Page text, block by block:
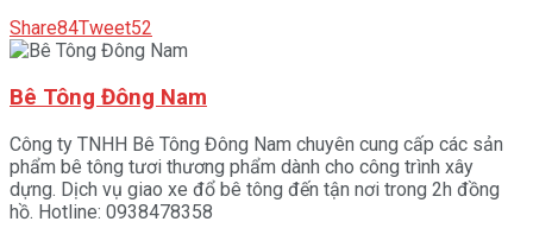
Share84Tweet52
Bê Tông Đông Nam
Công ty TNHH Bê Tông Đông Nam chuyên cung cấp các sản
phẩm bê tông tươi thương phẩm dành cho công trình xây
dựng. Dịch vụ giao xe đổ bê tông đến tận nơi trong 2h đồng
hồ. Hotline: 0938478358